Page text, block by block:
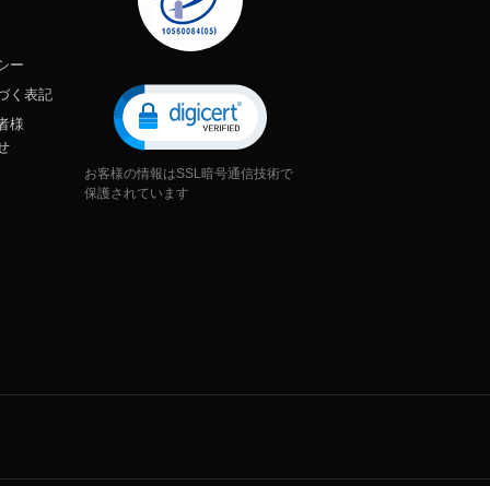
ー
く表記
様
お客様の情報はSSL暗号通信技術で
保護されています